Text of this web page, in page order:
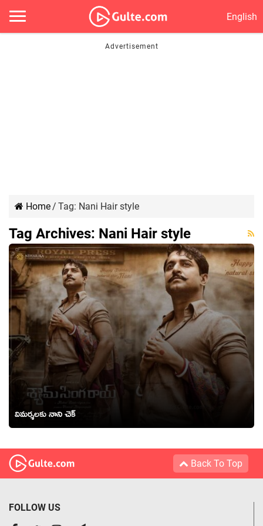
English
Home/ Tag: Nani Hair style
Tag Archives: Nani Hair style
విమర్శలకు నాని చెక్
Back To Top
FOLLOW US